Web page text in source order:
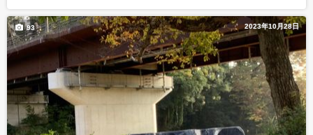
2023年10月28日
93